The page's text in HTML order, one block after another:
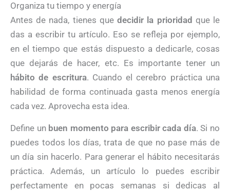
Organiza tu tiempo y energía
Antes de nada, tienes quedecidir la prioridad que le
das a escribir tu artículo. Eso se refleja por ejemplo,
en el tiempo que estás dispuesto a dedicarle, cosas
que dejarás de hacer, etc. Es importante tener un
hábito de escritura. Cuando el cerebro práctica una
habilidad de forma continuada gasta menos energía
cada vez. Aprovecha esta idea.
Define un buen momento para escribir cada día. Si no
puedes todos los días, trata de que no pase más de
un día sin hacerlo. Para generar el hábito necesitarás
práctica. Además, un artículo lo puedes escribir
perfectamente en pocas semanas si dedicas al